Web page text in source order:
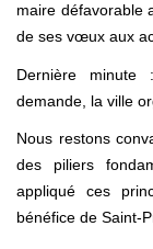
maire défavorable
de ses vœux aux
Dernière
demande, la ville
Nous restons
des piliers
appliqué ces
bénéfice de Saint-